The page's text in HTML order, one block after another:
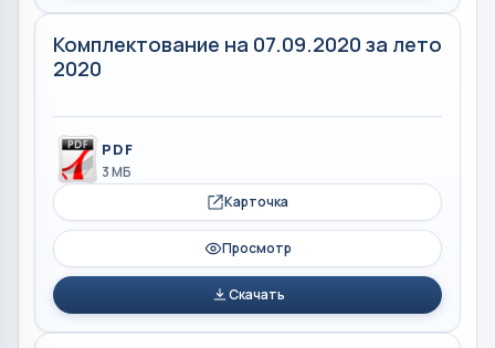
Комплектование на 07.09.2020 за лето
2020
PDF
3 МБ
Карточка
Просмотр
Скачать